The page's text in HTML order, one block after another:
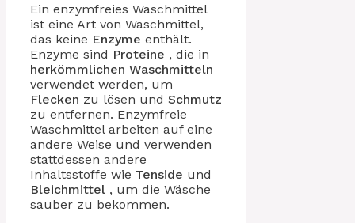
Ein enzymfreies Waschmittel
ist eine Art von Waschmittel,
das keine Enzyme enthält.
Enzyme sind Proteine , die in
herkömmlichen Waschmitteln
verwendet werden, um
Flecken zu lösen und Schmutz
zu entfernen. Enzymfreie
Waschmittel arbeiten auf eine
andere Weise und verwenden
stattdessen andere
Inhaltsstoffe wie Tenside und
Bleichmittel , um die Wäsche
sauber zu bekommen.